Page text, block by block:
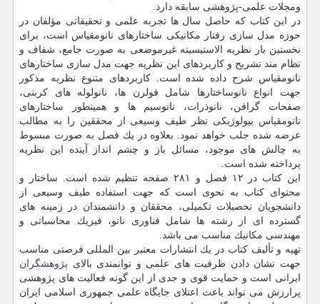
ومجلات علمی-پژوهشی سابقه دارد.
در این كتاب كه حاصل سال ها تجربه علمی و تحقیقاتی مؤلفان در
حوزه مدل سازی رفتار مكانیكی ساختارهای نانومقیاس است، برای
نخستین بار نظریه الاستیسیته غیرموضعی به صورت جامع، شفاف و
نظام مند تشریح و كاربردهای این نظریه جهت مدل سازی ساختارهای
نانومقیاس شرح داده شده است. كاربردهای متنوع نظریه مذكور
جهت انواع نانوساختارها شامل فولرن ها، نانولوله های كربنی،
صفحات گرافن، نانوذرات، نانوسیم ها و همینطور ساختارهای
نانومقیاس بیولوژیكی نظر طیف وسیعی از محققین را به مطالب
عرضه شده جلب خواهد نمود. بعلاوه در یك فصل به صورت مبسوط
به چالش های موجود، مسائل باز و چشم انداز آینده این نظریه
پرداخته شده است.
این كتاب در ۱۲ فصل و ۲۸۱ صفحه تنظیم شده است. ساختار و
محتوای كتاب به نحوی است كه جهت استفاده طیف وسیعی از
دانشجویان تحصیلات تكمیلی، محققان و دانشمندان در زمینه های
گسترده ای از رشته ها شامل ‏فناوری نانو، فیزیك محاسباتی و
مهندسی مكانیك مناسب می باشد.
تهیه و تألیف كتاب در یك انتشارات معتبر بین المللی فرصتی مناسب
جهت نشان دادن ظرفیت های علمی و توانمندی بالای پژوهشگران
ایرانی است و حمایت قوی و جدی از این گونه فعالیت های پژوهشی
پرارزش می تواند باعث اعتلای جایگاه علمی جمهوری اسلامی ایران